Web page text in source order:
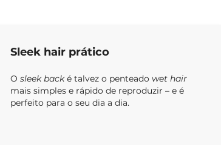
Sleek hair prático
O sleek backé talvez o penteado wet hair
mais simples e rápido de reproduzir – e é
perfeito para o seu dia a dia.